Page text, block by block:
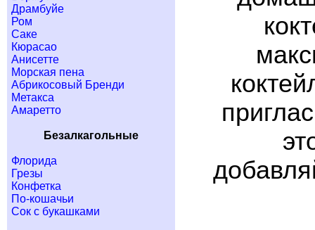
Драмбуйе
Ром
Саке
Кюрасао
Анисетте
Морская пена
Абрикосовый Бренди
Метакса
Амаретто
Безалкагольные
Флорида
Грезы
Конфетка
По-кошачьи
Сок с букашками